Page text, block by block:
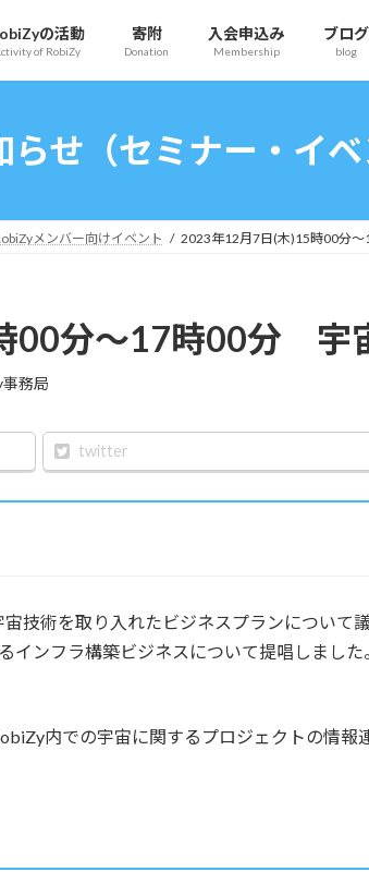
の活動
of RobiZy
寄附
Donation
入会申込み
Membership
ブログ
blog
らせ（セミナー・イベ
メンバー向けイベント 2023年12月7日(木)15時00分
00分〜17時00分 宇
務局
twitter
技術を取り入れたビジネスプランについ
インフラ構築ビジネスについて提唱しまし
内での宇宙に関するプロジェクトの情報